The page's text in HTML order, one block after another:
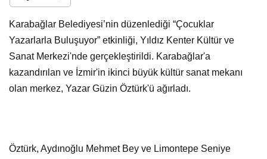
Karabağlar Belediyesi’nin düzenlediği “Çocuklar
Yazarlarla Buluşuyor” etkinliği, Yıldız Kenter Kültür ve
Sanat Merkezi'nde gerçekleştirildi. Karabağlar'a
kazandırılan ve İzmir'in ikinci büyük kültür sanat mekanı
olan merkez, Yazar Güzin Öztürk'ü ağırladı.
Öztürk, Aydınoğlu Mehmet Bey ve Limontepe Seniye